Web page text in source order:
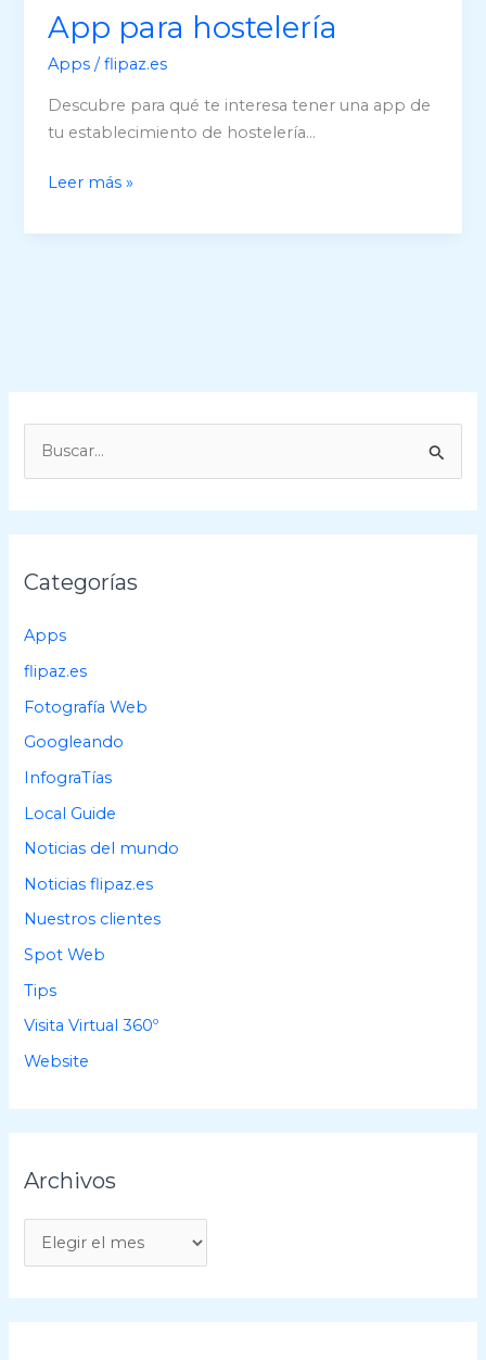
App para hostelería
Apps /flipaz.es
Descubre para qué te interesa tener una app de
tu establecimiento de hostelería…
App
hostelería
Leer más »
c
r
p
Categorías
Apps
flipaz.es
Fotografía Web
Googleando
InfograTías
Local Guide
Noticias del mundo
Noticias flipaz.es
Nuestros clientes
Spot Web
Tips
Visita Virtual 360º
Website
Archivos
r
c
h